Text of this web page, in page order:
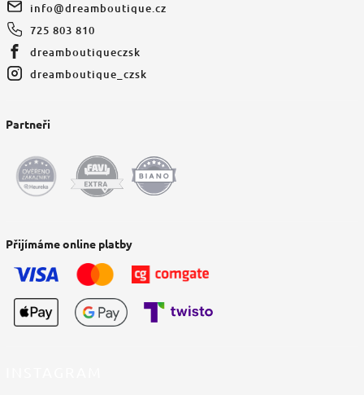
info@dreamboutique.cz
725 803 810
dreamboutiqueczsk
dreamboutique_czsk
Partneři
Přijímáme online platby